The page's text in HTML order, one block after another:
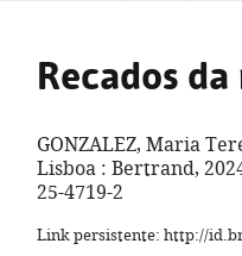
Recados da
GONZALEZ, Maria
Lisboa : Bertrand,
25-4719-2
Link persistente: http://